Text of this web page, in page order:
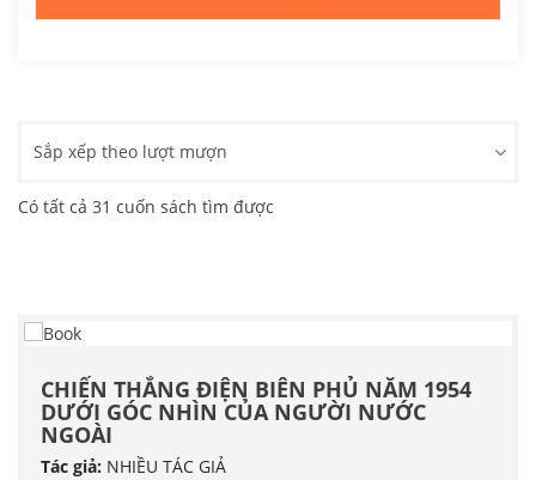
Sắp xếp theo lượt mượn
Có tất cả 31 cuốn sách tìm được
CHIẾN THẮNG ĐIỆN BIÊN PHỦ NĂM 1954
DƯỚI GÓC NHÌN CỦA NGƯỜI NƯỚC
NGOÀI
Tác giả: NHIỀU TÁC GIẢ